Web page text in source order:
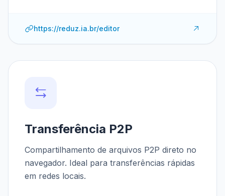
https://reduz.ia.br/editor
Transferência P2P
Compartilhamento de arquivos P2P direto no
navegador. Ideal para transferências rápidas
em redes locais.